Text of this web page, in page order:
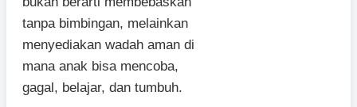
tanpa bimbingan, melainkan
menyediakan wadah aman di
mana anak bisa mencoba,
gagal, belajar, dan tumbuh.